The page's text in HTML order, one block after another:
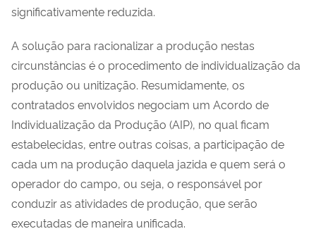
significativamente reduzida.
A solução para racionalizar a produção nestas
circunstâncias é o procedimento de individualização da
produção ou unitização. Resumidamente, os
contratados envolvidos negociam um Acordo de
Individualização da Produção (AIP), no qual ficam
estabelecidas, entre outras coisas, a participação de
cada um na produção daquela jazida e quem será o
operador do campo, ou seja, o responsável por
conduzir as atividades de produção, que serão
executadas de maneira unificada.